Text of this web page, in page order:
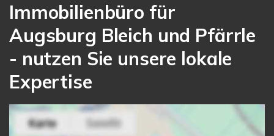
Immobilienbüro für
Augsburg Bleich und Pfärrle
- nutzen Sie unsere lokale
Expertise